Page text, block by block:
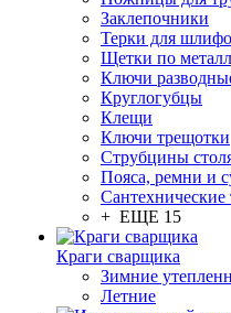
Заклепочники
Терки для
Щетки по
Ключи
Круглогубцы
Клещи
Ключи трещотки
Струбцины
Пояса, ремни и
Сантехнические
+ ЕЩЕ 15
Краги сварщика
Зимние
Летние